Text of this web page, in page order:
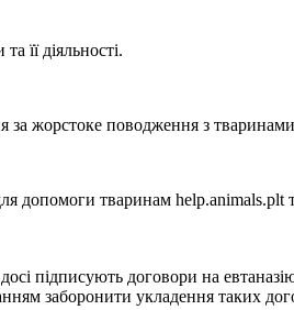
її діяльності.
за жорстоке поводження з
допомоги тваринам
підписують договори на
заборонити укладення таких